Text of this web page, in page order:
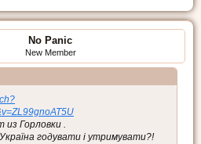
No Panic
New Member
Горловки .
годувати і утримувати?!